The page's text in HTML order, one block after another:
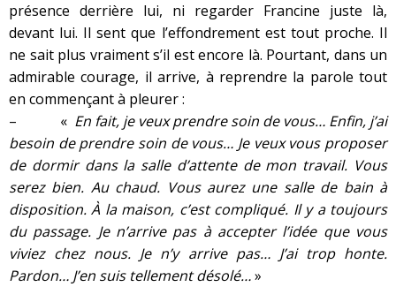
présence derrière lui, ni regarder Francine juste là,
devant lui. Il sent que l’effondrement est tout proche. Il
ne sait plus vraiment s’il est encore là. Pourtant, dans un
admirable courage, il arrive, à reprendre la parole tout
en commençant à pleurer :
– « En fait, je veux prendre soin de vous… Enfin, j’ai
besoin de prendre soin de vous… Je veux vous proposer
de dormir dans la salle d’attente de mon travail. Vous
serez bien. Au chaud. Vous aurez une salle de bain à
disposition. À la maison, c’est compliqué. Il y a toujours
du passage. Je n’arrive pas à accepter l’idée que vous
viviez chez nous. Je n’y arrive pas… J’ai trop honte.
Pardon… J’en suis tellement désolé…»